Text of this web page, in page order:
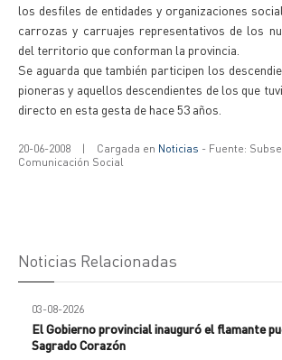
los desfiles de entidades y organizaciones
carrozas y carruajes representativos de los
del territorio que conforman la provincia.
Se aguarda que también participen los
pioneras y aquellos descendientes de los que
directo en esta gesta de hace 53 años.
20-06-2008 | Cargada en Noticias - Fuente:
Comunicación Social
Noticias Relacionadas
03-08-2026
El Gobierno provincial inauguró el flamante
Sagrado Corazón